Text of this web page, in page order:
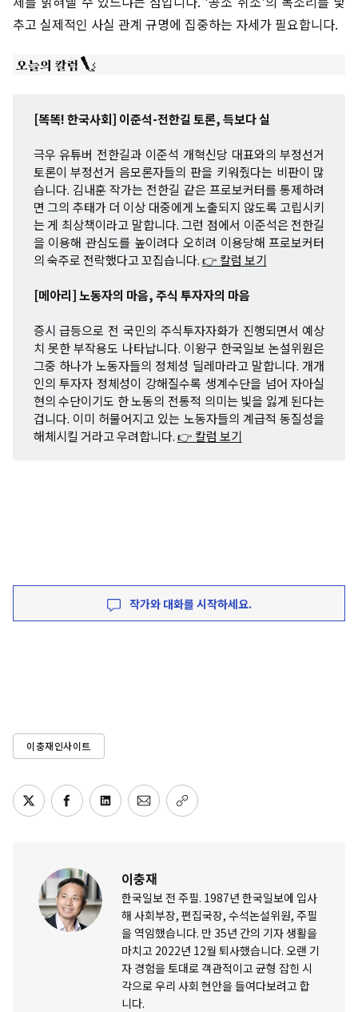
추고 실제적인 사실 관계 규명에 집중하는 자세가 필요합니다.
[똑똑! 한국사회] 이준석-전한길 토론, 득보다 실
극우 유튜버 전한길과 이준석 개혁신당 대표와의 부정선거
토론이 부정선거 음모론자들의 판을 키워줬다는 비판이 많
습니다. 김내훈 작가는 전한길 같은 프로보커터를 통제하려
면 그의 추태가 더 이상 대중에게 노출되지 않도록 고립시키
는 게 최상책이라고 말합니다. 그런 점에서 이준석은 전한길
을 이용해 관심도를 높이려다 오히려 이용당해 프로보커터
의 숙주로 전락했다고 꼬집습니다.👉 칼럼 보기
[메아리] 노동자의 마음, 주식 투자자의 마음
증시 급등으로 전 국민의 주식투자자화가 진행되면서 예상
치 못한 부작용도 나타납니다. 이왕구 한국일보 논설위원은
그중 하나가 노동자들의 정체성 딜레마라고 말합니다. 개개
인의 투자자 정체성이 강해질수록 생계수단을 넘어 자아실
현의 수단이기도 한 노동의 전통적 의미는 빛을 잃게 된다는
겁니다. 이미 허물어지고 있는 노동자들의 계급적 동질성을
해체시킬 거라고 우려합니다.👉 칼럼 보기
작가와 대화를 시작하세요.
이충재인사이트
이충재
한국일보 전 주필. 1987년 한국일보에 입사
해 사회부장, 편집국장, 수석논설위원, 주필
을 역임했습니다. 만 35년 간의 기자 생활을
마치고 2022년 12월 퇴사했습니다. 오랜 기
자 경험을 토대로 객관적이고 균형 잡힌 시
각으로 우리 사회 현안을 들여다보려고 합
니다.